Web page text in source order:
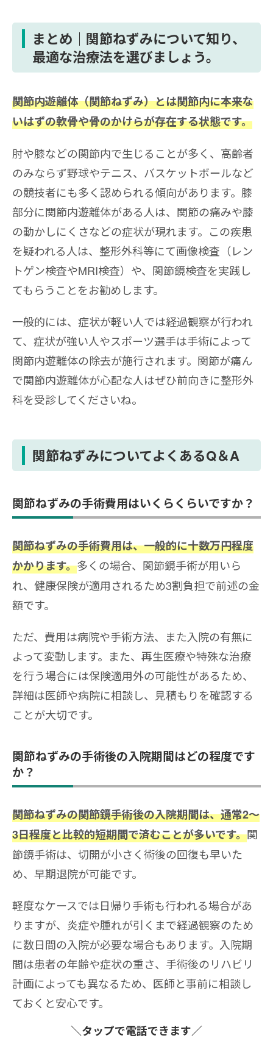
まとめ｜関節ねずみについて知り、
最適な治療法を選びましょう。
関節内遊離体（関節ねずみ）とは関節内に本来な
いはずの軟骨や骨のかけらが存在する状態です。
肘や膝などの関節内で生じることが多く、高齢者
のみならず野球やテニス、バスケットボールなど
の競技者にも多く認められる傾向があります。膝
部分に関節内遊離体がある人は、関節の痛みや膝
の動かしにくさなどの症状が現れます。この疾患
を疑われる人は、整形外科等にて画像検査（レン
トゲン検査やMRI検査）や、関節鏡検査を実践し
てもらうことをお勧めします。
一般的には、症状が軽い人では経過観察が行われ
て、症状が強い人やスポーツ選手は手術によって
関節内遊離体の除去が施行されます。関節が痛ん
で関節内遊離体が心配な人はぜひ前向きに整形外
科を受診してくださいね。
関節ねずみについてよくあるQ＆A
関節ねずみの手術費用はいくらくらいですか？
関節ねずみの手術費用は、一般的に十数万円程度
かかります。多くの場合、関節鏡手術が用いら
れ、健康保険が適用されるため3割負担で前述の金
額です。
ただ、費用は病院や手術方法、また入院の有無に
よって変動します。また、再生医療や特殊な治療
を行う場合には保険適用外の可能性があるため、
詳細は医師や病院に相談し、見積もりを確認する
ことが大切です。
関節ねずみの手術後の入院期間はどの程度です
か？
関節ねずみの関節鏡手術後の入院期間は、通常2〜
3日程度と比較的短期間で済むことが多いです。関
節鏡手術は、切開が小さく術後の回復も早いた
め、早期退院が可能です。
軽度なケースでは日帰り手術も行われる場合があ
りますが、炎症や腫れが引くまで経過観察のため
に数日間の入院が必要な場合もあります。入院期
間は患者の年齢や症状の重さ、手術後のリハビリ
計画によっても異なるため、医師と事前に相談し
ておくと安心です。
＼タップで電話できます／